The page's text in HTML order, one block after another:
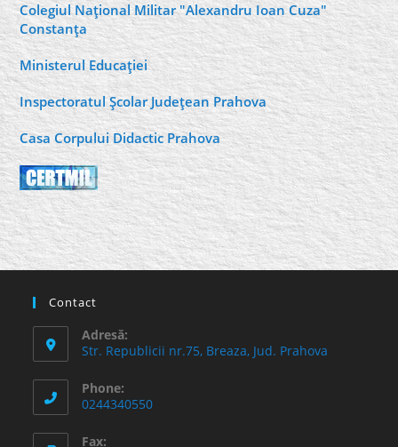
Colegiul Naţional Militar "Alexandru Ioan Cuza"
Constanţa
Ministerul Educaţiei
Inspectoratul Şcolar Judeţean Prahova
Casa Corpului Didactic Prahova
Contact
Adresă:
Str. Republicii nr.75, Breaza, Jud. Prahova
Phone:
0244340550
Fax: